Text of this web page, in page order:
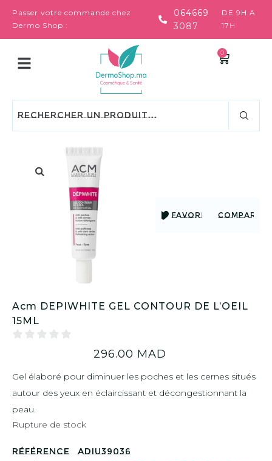
Passer votre commande chez
Dermo Shop :
064669
3087
DE 9H A
17H
0
FAVORIS COMPARER
Acm DEPIWHITE GEL CONTOUR DE L’OEIL
15ML
296.00 MAD
Gel élaboré pour diminuer les poches et les cernes situés
autour des yeux en éclaircissant et décongestionnant la
peau.
Rupture de stock
Référence
ADIU39036